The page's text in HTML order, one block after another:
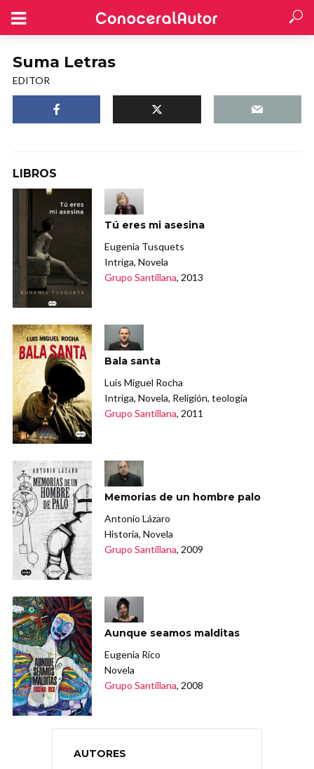
Suma Letras
EDITOR
LIBROS
Tú eres mi asesina
Eugenia Tusquets
Intriga, Novela
Grupo Santillana, 2013
Bala santa
Luis Miguel Rocha
Intriga, Novela, Religión, teología
Grupo Santillana, 2011
Memorias de un hombre palo
Antonio Lázaro
Historia, Novela
Grupo Santillana, 2009
Aunque seamos malditas
Eugenia Rico
Novela
Grupo Santillana, 2008
AUTORES